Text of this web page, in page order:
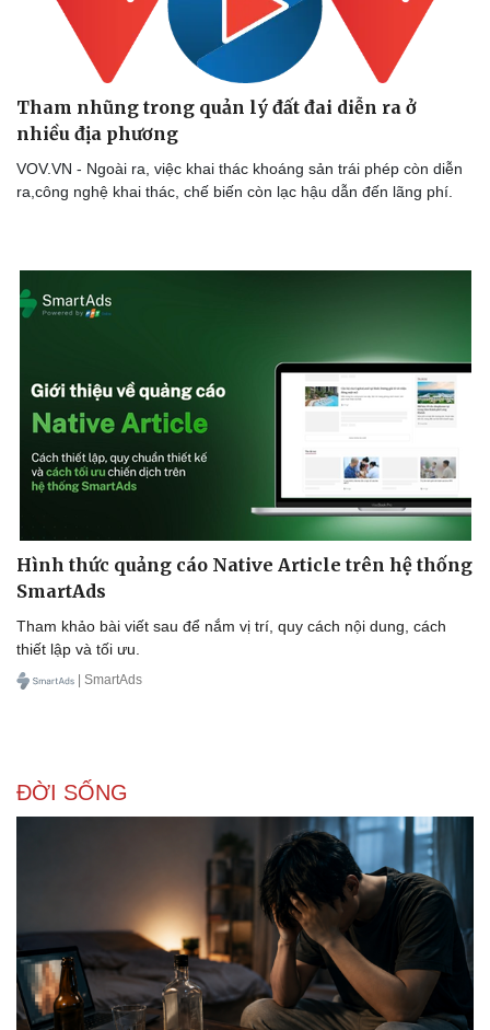
Tham nhũng trong quản lý đất đai diễn ra ở
nhiều địa phương
VOV.VN - Ngoài ra, việc khai thác khoáng sản trái phép còn diễn
ra,công nghệ khai thác, chế biến còn lạc hậu dẫn đến lãng phí.
Hình thức quảng cáo Native Article trên hệ thống
SmartAds
Tham khảo bài viết sau để nắm vị trí, quy cách nội dung, cách
thiết lập và tối ưu.
| SmartAds
ĐỜI SỐNG